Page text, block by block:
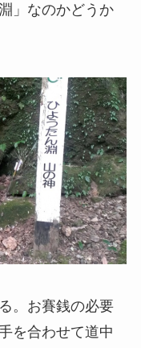
」なのかどうか
。お賽銭の必要
を合わせて道中